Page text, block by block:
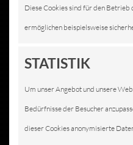
Diese Cookies sind für den
ermöglichen beispielsweise
STATISTIK
Um unser Angebot und unsere
Bedürfnisse der Besucher
dieser Cookies anonymisierte